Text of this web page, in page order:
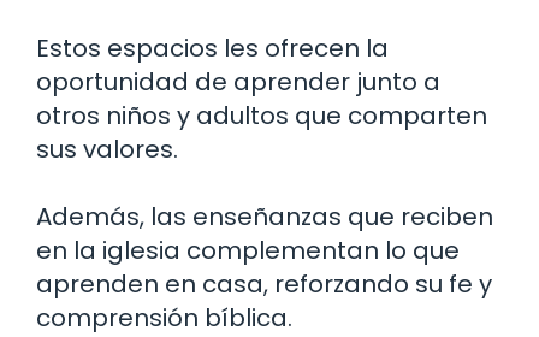
Estos espacios les ofrecen la
oportunidad de aprender junto a
otros niños y adultos que comparten
sus valores.
Además, las enseñanzas que reciben
en la iglesia complementan lo que
aprenden en casa, reforzando su fe y
comprensión bíblica.